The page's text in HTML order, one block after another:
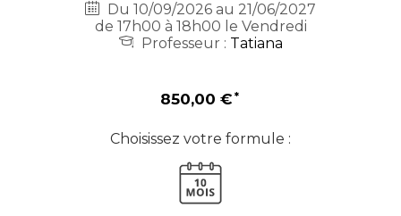
Du 10/09/2026 au 21/06/2027
de 17h00 à 18h00 le Vendredi
Professeur : Tatiana
850,00 €
Choisissez votre formule :